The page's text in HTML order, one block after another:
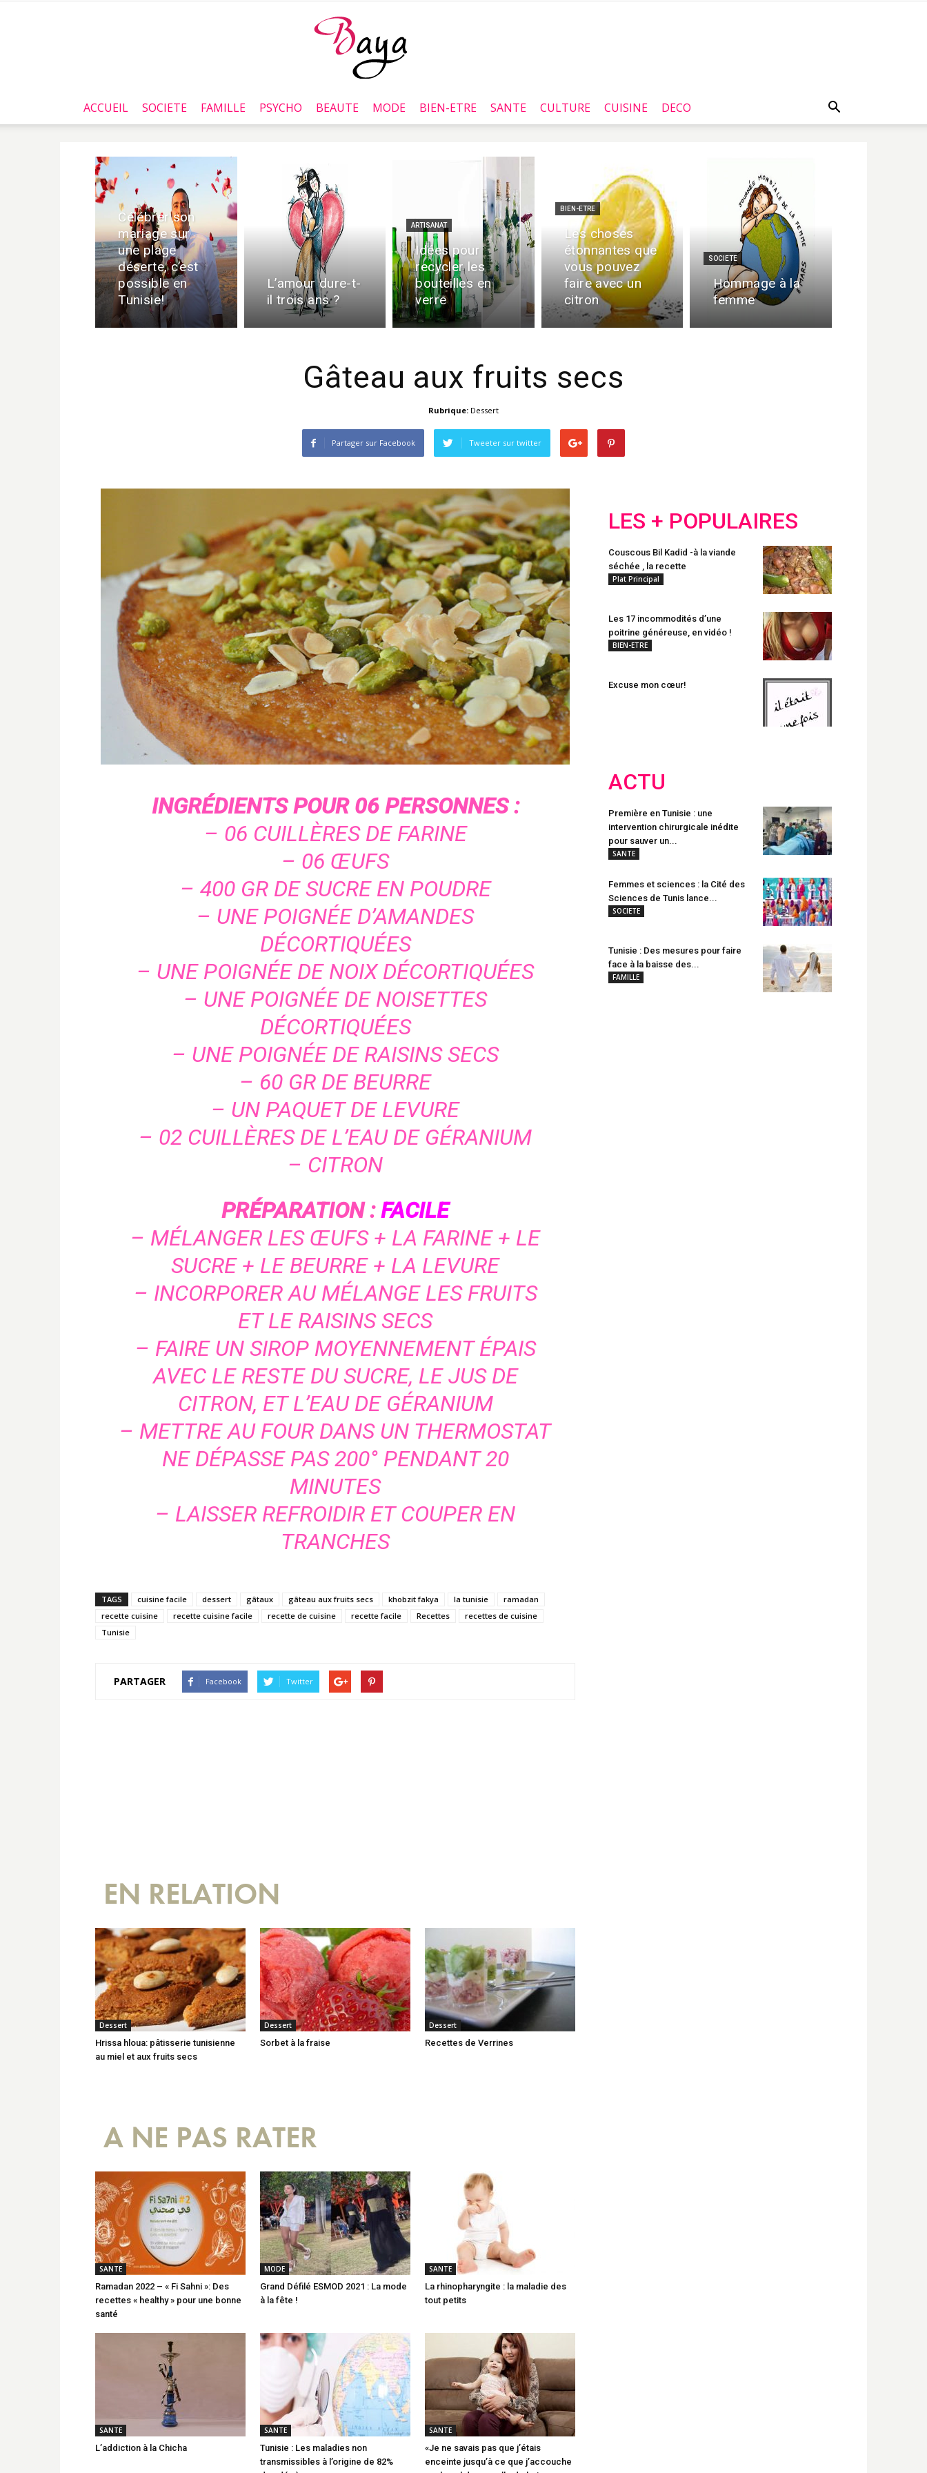
Baya.tn
ACCUEIL SOCIETE FAMILLE PSYCHO BEAUTE MODE BIEN-ETRE SANTE CULTURE CUISINE DECO
Célébrer son
mariage sur
une plage
déserte, c’est
possible en
Tunisie!
L’amour dure-t-
il trois ans ?
ARTISANAT
Idées pour
recycler les
bouteilles en
verre
BIEN-ETRE
Les choses
étonnantes que
vous pouvez
faire avec un
citron
SOCIETE
Hommage à la
femme
Gâteau aux fruits secs
Rubrique: Dessert
Partager sur Facebook Tweeter sur twitter
INGRÉDIENTS POUR 06 PERSONNES :
– 06 CUILLÈRES DE FARINE
– 06 ŒUFS
– 400 GR DE SUCRE EN POUDRE
– UNE POIGNÉE D’AMANDES
DÉCORTIQUÉES
– UNE POIGNÉE DE NOIX DÉCORTIQUÉES
– UNE POIGNÉE DE NOISETTES
DÉCORTIQUÉES
– UNE POIGNÉE DE RAISINS SECS
– 60 GR DE BEURRE
– UN PAQUET DE LEVURE
– 02 CUILLÈRES DE L’EAU DE GÉRANIUM
– CITRON
PRÉPARATION :FACILE
– MÉLANGER LES ŒUFS + LA FARINE + LE
SUCRE + LE BEURRE + LA LEVURE
– INCORPORER AU MÉLANGE LES FRUITS
ET LE RAISINS SECS
– FAIRE UN SIROP MOYENNEMENT ÉPAIS
AVEC LE RESTE DU SUCRE, LE JUS DE
CITRON, ET L’EAU DE GÉRANIUM
– METTRE AU FOUR DANS UN THERMOSTAT
NE DÉPASSE PAS 200° PENDANT 20
MINUTES
– LAISSER REFROIDIR ET COUPER EN
TRANCHES
TAGS cuisine facile dessert gâtaux gâteau aux fruits secs khobzit fakya la tunisie
ramadan
recette cuisine
recette cuisine facile recette de cuisine recette facile Recettes
recettes de cuisine
Tunisie
PARTAGER Facebook Twitter
EN RELATION
Dessert
Hrissa hloua: pâtisserie tunisienne
au miel et aux fruits secs
Dessert
Sorbet à la fraise
Dessert
Recettes de Verrines
A NE PAS RATER
SANTE
Ramadan 2022 – « Fi Sahni »: Des
recettes « healthy » pour une bonne
santé
MODE
Grand Défilé ESMOD 2021 : La mode
à la fête !
SANTE
La rhinopharyngite : la maladie des
tout petits
SANTE
L’addiction à la Chicha
SANTE
Tunisie : Les maladies non
transmissibles à l’origine de 82%
SANTE
«Je ne savais pas que j’étais
enceinte jusqu’à ce que j’accouche
LES + POPULAIRES
Couscous Bil Kadid -à la viande
séchée , la recette
Plat Principal
Les 17 incommodités d’une
poitrine généreuse, en vidéo !
BIEN-ETRE
Excuse mon cœur!
ACTU
Première en Tunisie : une
intervention chirurgicale inédite
pour sauver un...
SANTE
Femmes et sciences : la Cité des
Sciences de Tunis lance...
SOCIETE
Tunisie : Des mesures pour faire
face à la baisse des...
FAMILLE